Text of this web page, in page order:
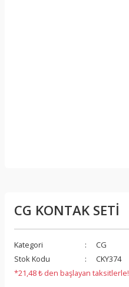
CG KONTAK SETİ
Kategori
CG
Stok Kodu
CKY374
*21,48 ₺ den başlayan taksitlerle!